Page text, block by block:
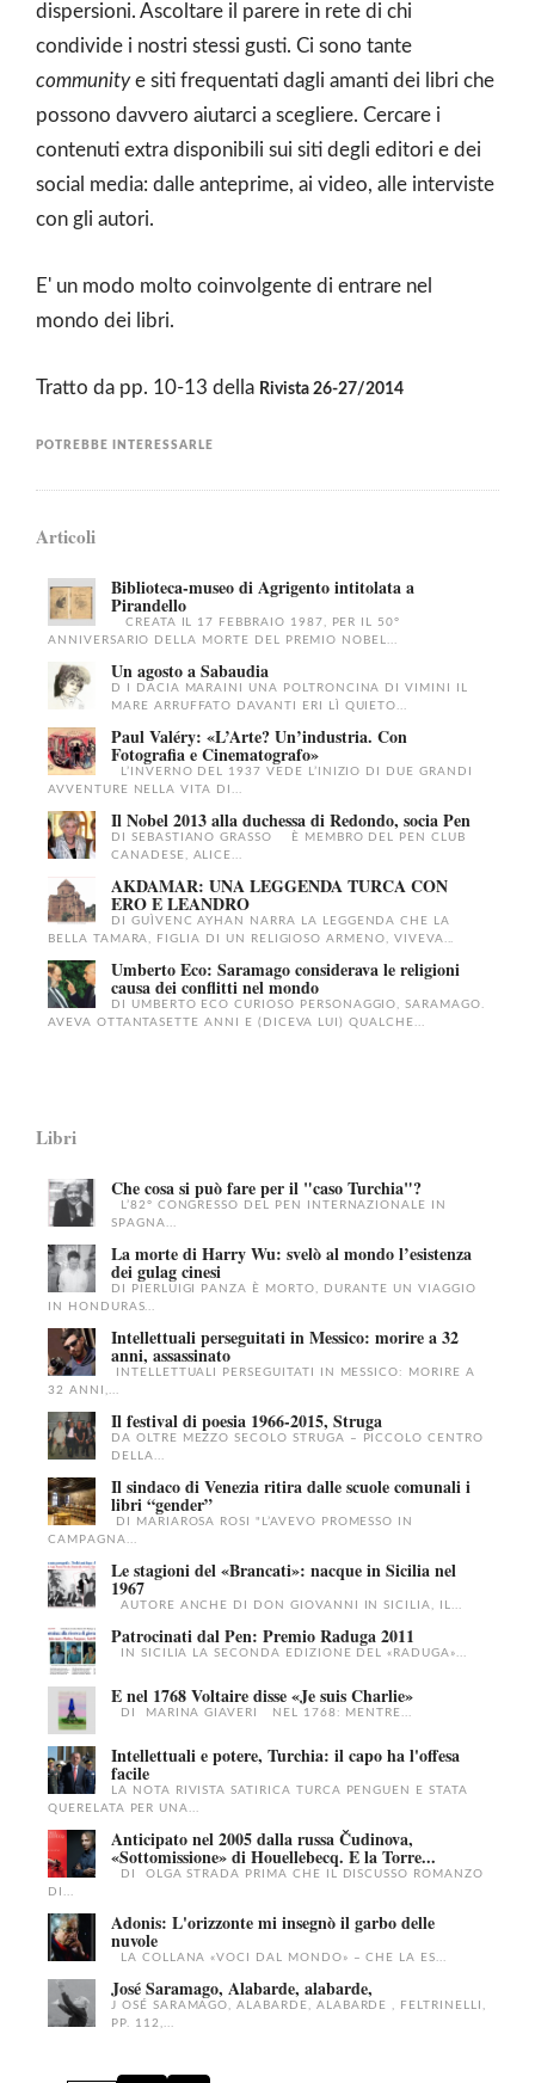
dispersioni. Ascoltare il parere in rete di chi
condivide i nostri stessi gusti. Ci sono tante
communitye siti frequentati dagli amanti dei libri che
possono davvero aiutarci a scegliere. Cercare i
contenuti extra disponibili sui siti degli editori e dei
social media: dalle anteprime, ai video, alle interviste
con gli autori.
E' un modo molto coinvolgente di entrare nel
mondo dei libri.
Tratto da pp. 10-13 della Rivista 26-27/2014
POTREBBE INTERESSARLE
Articoli
Biblioteca-museo di Agrigento intitolata a
Pirandello
CREATA IL 17 FEBBRAIO 1987, PER IL 50°
ANNIVERSARIO DELLA MORTE DEL PREMIO NOBEL...
Un agosto a Sabaudia
D I DACIA MARAINI UNA POLTRONCINA DI VIMINI IL
MARE ARRUFFATO DAVANTI ERI LÌ QUIETO...
Paul Valéry: «L’Arte? Un’industria. Con
Fotografia e Cinematografo»
L’INVERNO DEL 1937 VEDE L’INIZIO DI DUE GRANDI
AVVENTURE NELLA VITA DI...
Il Nobel 2013 alla duchessa di Redondo, socia Pen
DI SEBASTIANO GRASSO È MEMBRO DEL PEN CLUB
CANADESE, ALICE...
AKDAMAR: UNA LEGGENDA TURCA CON
ERO E LEANDRO
DI GUÌVENC AYHAN NARRA LA LEGGENDA CHE LA
BELLA TAMARA, FIGLIA DI UN RELIGIOSO ARMENO, VIVEVA...
Umberto Eco: Saramago considerava le religioni
causa dei conflitti nel mondo
DI UMBERTO ECO CURIOSO PERSONAGGIO, SARAMAGO.
AVEVA OTTANTASETTE ANNI E (DICEVA LUI) QUALCHE...
Libri
Che cosa si può fare per il "caso Turchia"?
L’82° CONGRESSO DEL PEN INTERNAZIONALE IN
SPAGNA...
La morte di Harry Wu: svelò al mondo l’esistenza
dei gulag cinesi
DI PIERLUIGI PANZA È MORTO, DURANTE UN VIAGGIO
IN HONDURAS...
Intellettuali perseguitati in Messico: morire a 32
anni, assassinato
INTELLETTUALI PERSEGUITATI IN MESSICO: MORIRE A
32 ANNI,...
Il festival di poesia 1966-2015, Struga
DA OLTRE MEZZO SECOLO STRUGA – PICCOLO CENTRO
DELLA...
Il sindaco di Venezia ritira dalle scuole comunali i
libri “gender”
DI MARIAROSA ROSI "L’AVEVO PROMESSO IN
CAMPAGNA...
Le stagioni del «Brancati»: nacque in Sicilia nel
1967
AUTORE ANCHE DI DON GIOVANNI IN SICILIA, IL...
Patrocinati dal Pen: Premio Raduga 2011
IN SICILIA LA SECONDA EDIZIONE DEL «RADUGA»...
E nel 1768 Voltaire disse «Je suis Charlie»
DI MARINA GIAVERI NEL 1768: MENTRE...
Intellettuali e potere, Turchia: il capo ha l'offesa
facile
LA NOTA RIVISTA SATIRICA TURCA PENGUEN E STATA
QUERELATA PER UNA...
Anticipato nel 2005 dalla russa Čudinova,
«Sottomissione» di Houellebecq. E la Torre...
DI OLGA STRADA PRIMA CHE IL DISCUSSO ROMANZO
DI...
Adonis: L'orizzonte mi insegnò il garbo delle
nuvole
LA COLLANA «VOCI DAL MONDO» – CHE LA ES...
José Saramago, Alabarde, alabarde,
J OSÉ SARAMAGO, ALABARDE, ALABARDE , FELTRINELLI,
PP. 112,...